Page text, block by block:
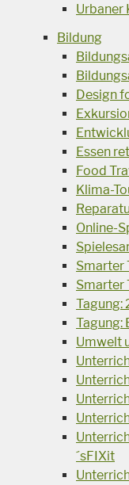
Urbaner
Bildung
Design
Essen
Food
Klima-
Online-
Smarter
Smarter
Tagung:
Tagung:
Umwelt
´sFIXit